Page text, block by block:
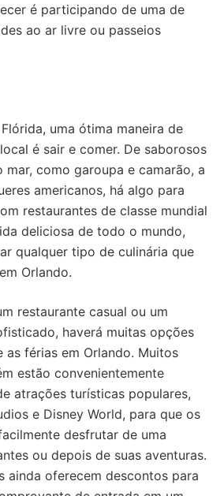
é participando de uma de
ao ar livre ou passeios
uma ótima maneira de
é sair e comer. De saborosos
como garoupa e camarão, a
americanos, há algo para
restaurantes de classe mundial
deliciosa de todo o mundo,
qualquer tipo de culinária que
Orlando.
restaurante casual ou um
haverá muitas opções
as férias em Orlando. Muitos
estão convenientemente
atrações turísticas populares,
e Disney World, para que os
desfrutar de uma
ou depois de suas aventuras.
ainda oferecem descontos para